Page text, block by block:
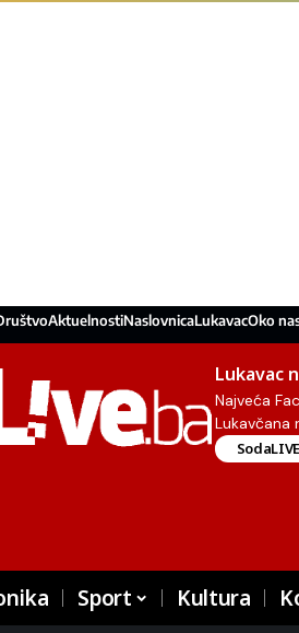
AktuelnostiNaslovnicaLukavacOko
Lukavac
Najveća
Lukavčana
Sport Kultura